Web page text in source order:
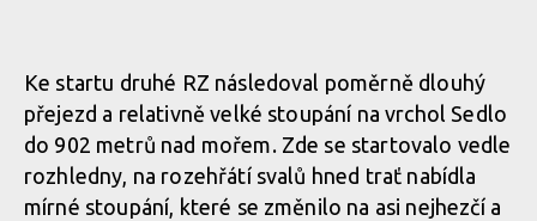
Ke startu druhé RZ následoval poměrně dlouhý
přejezd a relativně velké stoupání na vrchol Sedlo
do 902 metrů nad mořem. Zde se startovalo vedle
rozhledny, na rozehřátí svalů hned trať nabídla
mírné stoupání, které se změnilo na asi nejhezčí a